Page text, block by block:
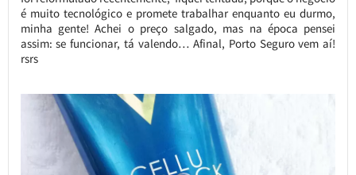
é muito tecnológico e promete trabalhar enquanto eu durmo,
minha gente! Achei o preço salgado, mas na época pensei
assim: se funcionar, tá valendo… Afinal, Porto Seguro vem aí!
rsrs